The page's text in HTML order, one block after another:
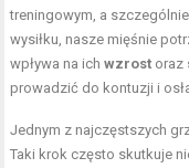
treningowym, a
wysiłku, nasze mięśnie
wpływa na ichwzrost oraz
prowadzić do kontuzji i
Jednym z najczęstszych
Taki krok często skutkuje